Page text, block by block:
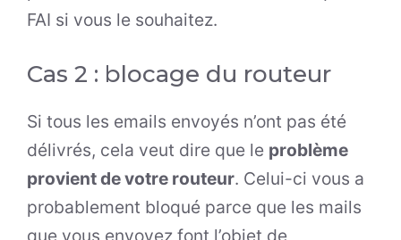
FAI si vous le souhaitez.
Cas 2 : blocage du routeur
Si tous les emails envoyés n’ont pas été
délivrés, cela veut dire que le problème
provient de votre routeur. Celui-ci vous a
probablement bloqué parce que les mails
que vous envoyez font l’objet de